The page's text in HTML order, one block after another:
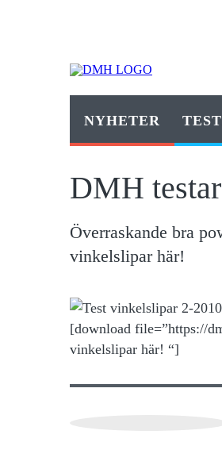
NYHETER
DMH
Överraskande bra
vinkelslipar här!
[download file=”https://
vinkelslipar här! “]